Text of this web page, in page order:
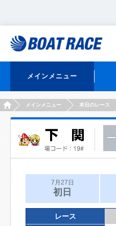
メインメニュー
HOMEメインメニュー 本日のレース
7月27日
初日
レース